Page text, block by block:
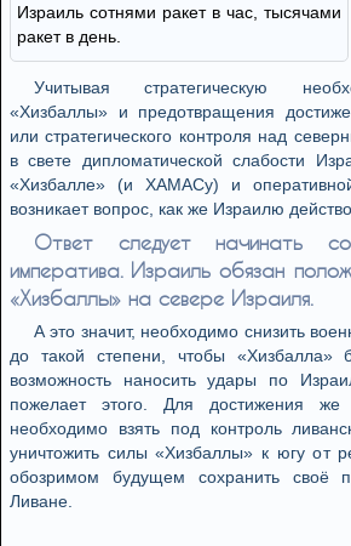
Израиль сотнями ракет в час, тысячами
ракет в день.
Учитывая стратегическую
«Хизбаллы» и предотвращения
или стратегического контроля над
в свете дипломатической слабости
«Хизбалле» (и ХАМАСу) и
возникает вопрос, как же Израилю
Ответ следует начинать со
императива. Израиль обязан
«Хизбаллы» на севере Израиля.
А это значит, необходимо снизить
до такой степени, чтобы
возможность наносить удары по
пожелает этого. Для достижения
необходимо взять под контроль
уничтожить силы «Хизбаллы» к югу от
обозримом будущем сохранить своё
Ливане.